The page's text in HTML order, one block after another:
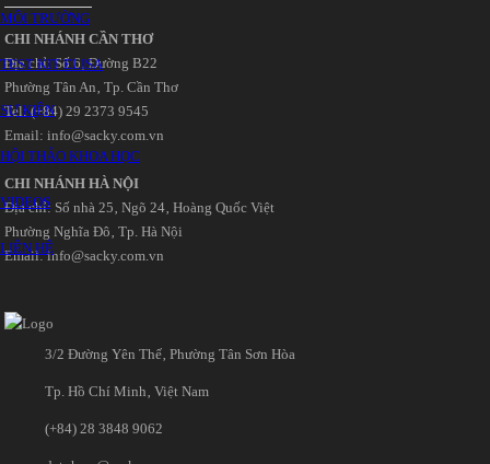
MÔI TRƯỜNG
TEST KIT ELISA
SỰ KIỆN
HỘI THẢO KHOA HỌC
VIDEOS
LIÊN HỆ
CHI NHÁNH CẦN THƠ
Địa chỉ: Số 6‚ Đường B22
Phường Tân An‚ Tp. Cần Thơ
Tel: (+84) 29 2373 9545
Email: info@sacky.com.vn
CHI NHÁNH HÀ NỘI
Địa chỉ: Số nhà 25‚ Ngõ 24‚ Hoàng Quốc Việt
Phường Nghĩa Đô‚ Tp. Hà Nội
Email: info@sacky.com.vn
3/2 Đường Yên Thế‚ Phường Tân Sơn Hòa
Tp. Hồ Chí Minh‚ Việt Nam
(+84) 28 3848 9062